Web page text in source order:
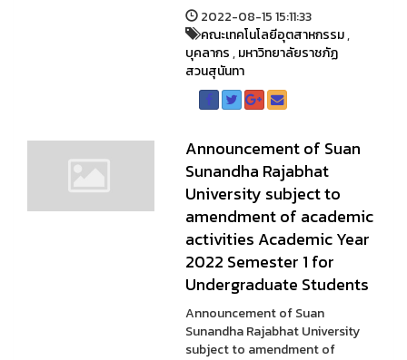
2022-08-15 15:11:33
คณะเทคโนโลยีอุตสาหกรรม,
บุคลากร,มหาวิทยาลัยราชภัฏ
สวนสุนันทา
Announcement of Suan
Sunandha Rajabhat
University subject to
amendment of academic
activities Academic Year
2022 Semester 1 for
Undergraduate Students
Announcement of Suan
Sunandha Rajabhat University
subject to amendment of